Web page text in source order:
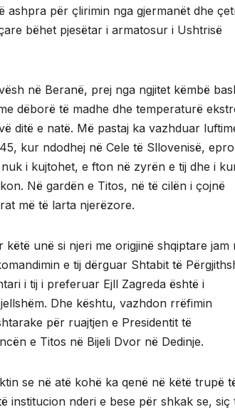
për çlirimin nga gjermanët dhe
bëhet pjesëtar i armatosur i Ushtrisë
në Beranë, prej nga ngjitet këmbë
dëborë të madhe dhe temperaturë
ditë e natë. Më pastaj ka vazhduar
kur ndodhej në Cele të Sllovenisë,
i kujtohet, e fton në zyrën e tij dhe i
Në gardën e Titos, në të cilën i çojnë
më të larta njerëzore.
unë si njeri me origjinë shqiptare jam
e tij dërguar Shtabit të
i tij i preferuar Ejll Zagreda është i
Dhe kështu, vazhdon rrëfimin
për ruajtjen e Presidentit të
e Titos në Bijeli Dvor në Dedinje.
se në atë kohë ka qenë në këtë trupë
institucion nderi e bese për shkak se, siç